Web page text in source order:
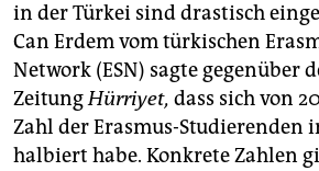
in der Türkei sind drastisch
Can Erdem vom türkischen
Network (ESN) sagte gegenüber
ZeitungHürriyet, dass sich von
Zahl der Erasmus-Studierenden
halbiert habe. Konkrete Zahlen